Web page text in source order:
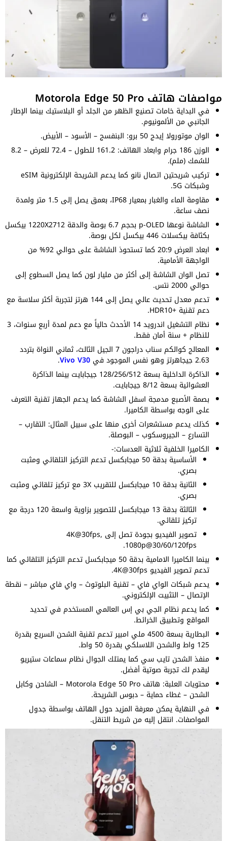
مواصفات هاتف Motorola Edge 50 Pro
في البداية خامات تصنيع الظهر من الجلد أو البلاستيك بينما الإطار
الجانبي من الألمونيوم.
الوان موتورولا إيدج 50 برو: البنفسج – الأسود – الأبيض.
الوزن 186 جرام وابعاد الهاتف: 161.2 للطول – 72.4 للعرض – 8.2
للسُمك (ملم).
تركيب شريحتين اتصال نانو كما يدعم الشريحة الإلكترونية eSIM
وشبكات 5G.
مقاومة الماء والغبار بمعيار IP68، بعمق يصل إلى 1.5 متر ولمدة
نصف ساعة.
الشاشة نوعها p-OLED بحجم 6.7 بوصة والدقة 1220X2712 بيكسل
بكثافة بيكسلات 446 بيكسل لكل بوصة.
ابعاد العرض 20:9 كما تستحوذ الشاشة على حوالي 92% من
الواجهة الأمامية.
تصل الوان الشاشة إلى أكثر من مليار لون كما يصل السطوع إلى
حوالي 2000 نتس.
تدعم معدل تحديث عالي يصل إلى 144 هرتز لتجربة أكثر سلاسة مع
دعم تقنية +HDR10.
نظام التشغيل اندرويد 14 الأحدث حالياً مع دعم لمدة أربع سنوات، 3
للنظام + سنة أمان فقط.
المعالج كوالكم سناب دراجون 7 الجيل الثالث، ثماني النواة بتردد
2.63 جيجاهرتز وهو نفس الموجود في Vivo V30
.
الذاكرة الداخلية بسعة 128/256/512 جيجابايت بينما الذاكرة
العشوائية بسعة 8/12 جيجابايت.
بصمة الأصبع مدمجة اسفل الشاشة كما يدعم الجهاز تقنية التعرف
على الوجه بواسطة الكاميرا.
كذلك يدعم مستشعرات أخرى منها على سبيل المثال: التقارب –
التسارع – الجيروسكوب – البوصلة.
الكاميرا الخلفية ثلاثية العدسات:-
الأساسية بدقة 50 ميجابكسل تدعم التركيز التلقائي ومثبت
بصري.
الثانية بدقة 10 ميجابكسل للتقريب 3X مع تركيز تلقائي ومثبت
بصري.
الثالثة بدقة 13 ميجابكسل للتصوير بزاوية واسعة 120 درجة مع
تركيز تلقائي.
تصوير الفيديو بجودة تصل إلى 4K@30fps,
1080p@30/60/120fps.
بينما الكاميرا الامامية بدقة 50 ميجابكسل تدعم التركيز التلقائي كما
تدعم تصوير الفيديو 4K@30fps.
يدعم شبكات الواي فاي – تقنية البلوتوث – واي فاي مباشر – نقطة
الإتصال – التثبيت الإلكتروني.
كما يدعم نظام الجي بي إس العالمي المستخدم في تحديد
المواقع وتطبيق الخرائط.
البطارية بسعة 4500 ملي امبير تدعم تقنية الشحن السريع بقدرة
125 واط والشحن اللاسلكي بقدرة 50 واط.
منفذ الشحن تايب سي كما يمتلك الجوال نظام سماعات ستيريو
ليقدم لك تجربة صوتية أفضل.
محتويات العلبة: هاتف Motorola Edge 50 Pro – الشاحن وكابل
الشحن – غطاء حماية – دبوس الشريحة.
في النهاية يمكن معرفة المزيد حول الهاتف بواسطة جدول
المواصفات. انتقل إليه من شريط التنقل.